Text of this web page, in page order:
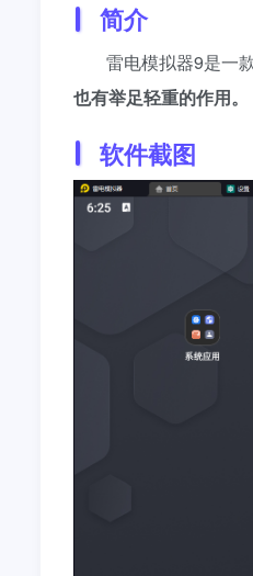
简介
雷电模拟器9是一
也有举足轻重的作用。
软件截图